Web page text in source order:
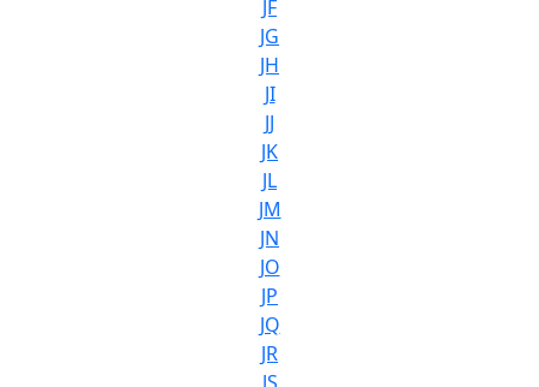
JF
JG
JH
JI
JJ
JK
JL
JM
JN
JO
JP
JQ
JR